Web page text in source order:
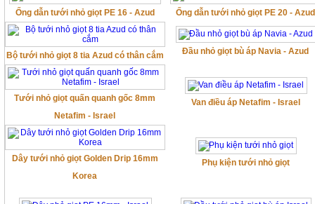
Ống dẫn tưới nhỏ giọt PE 16 - Azud Ống dẫn tưới nhỏ giọt PE 20 - Azud
Bộ tưới nhỏ giọt 8 tia Azud có thân cắm Đầu nhỏ giọt bù áp Navia - Azud
Tưới nhỏ giọt quấn quanh gốc 8mm
Netafim - Israel
Van điều áp Netafim - Israel
Dây tưới nhỏ giọt Golden Drip 16mm
Korea
Phụ kiện tưới nhỏ giọt